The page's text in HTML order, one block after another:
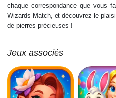
chaque correspondance que vous
Wizards Match, et découvrez le
de pierres précieuses !
Jeux associés